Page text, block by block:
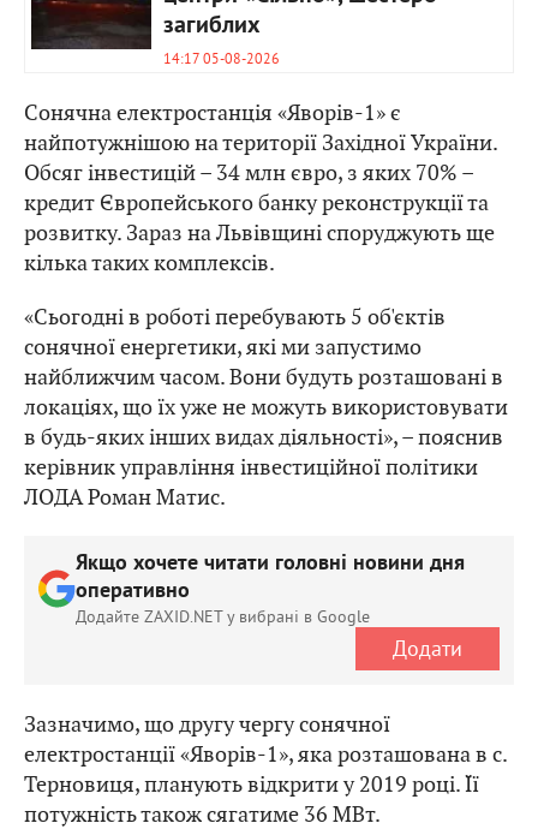
загиблих
14:17 05-08-2026
Сонячна електростанція «Яворів-1» є
найпотужнішою на території Західної України.
Обсяг інвестицій – 34 млн євро, з яких 70% –
кредит Європейського банку реконструкції та
розвитку. Зараз на Львівщині споруджують ще
кілька таких комплексів.
«Сьогодні в роботі перебувають 5 об'єктів
сонячної енергетики, які ми запустимо
найближчим часом. Вони будуть розташовані в
локаціях, що їх уже не можуть використовувати
в будь-яких інших видах діяльності», – пояснив
керівник управління інвестиційної політики
ЛОДА Роман Матис.
Якщо хочете читати головні новини дня
оперативно
Додайте ZAXID.NET у вибрані в Google
Додати
Зазначимо, що другу чергу сонячної
електростанції «Яворів-1», яка розташована в с.
Терновиця, планують відкрити у 2019 році. Її
потужність також сягатиме 36 МВт.